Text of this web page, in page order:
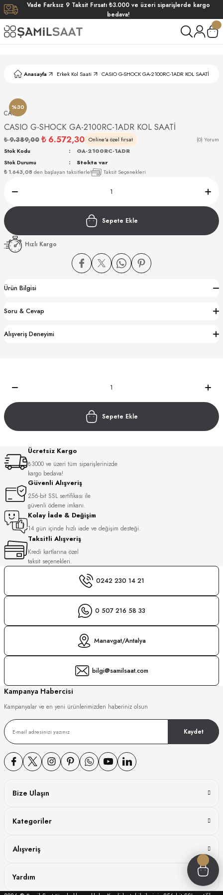
Vade Farksız 9 Taksit Fırsatı ₺3.000 ve üzeri siparişlerde kargo
bedava!
Anasayfa Erkek Kol Saati CASIO G-SHOCK GA-2100RC-1ADR KOL SAATİ
%30
CASIO
CASIO G-SHOCK GA-2100RC-1ADR KOL SAATİ
₺ 9.389,00 ₺ 6.572,30 Online'a özel fırsat (0) Yorum
₺ 1.643,08 den başlayan taksitlerle! Taksit Seçenekleri
Stok Kodu
GA-2100RC-1ADR
Stok Durumu
Stokta var
Sepete Ekle
Hızlı Kargo
Ürün Bilgisi
Soru & Cevap
Alışveriş Deneyimi
Sepete Ekle
Ücretsiz Kargo
₺3000 ve üzeri tüm siparişlerinizde
kargo bedava!
Güvenli Alışveriş
256-bit SSL sertifikası ile
güvenli ödeme imkanı.
Kolay İade & Değişim
14 gün içinde hızlı iade ve değişim desteği.
Taksitli Alışveriş
Kredi kartlarına özel
taksit seçenekleri.
0242 230 14 21
0 507 216 58 33
Manavgat/Antalya
bilgi@samilsaat.com
Kampanya Habercisi
Kampanyalar ve en yeni ürünlerimizden haberiniz olsun
Kaydet
Bize Ulaşın
Kategoriler
Alışveriş
Yardım
WATCH
WATCH